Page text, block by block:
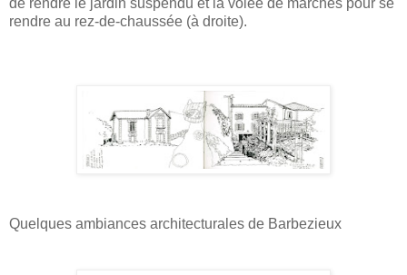
de rendre le jardin suspendu et la volée de marches pour se
rendre au rez-de-chaussée (à droite).
Quelques ambiances architecturales de Barbezieux